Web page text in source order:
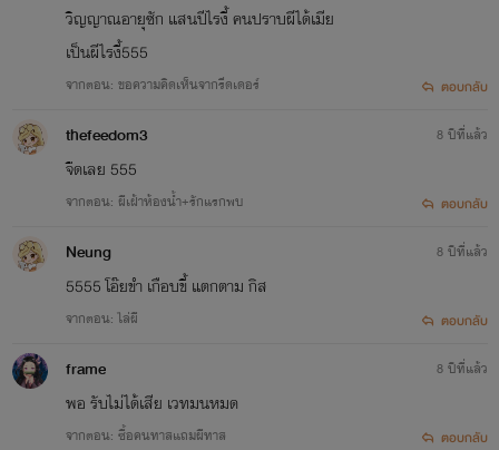
วิญญาณอายุซัก แสนปีไรงี้ คนปราบผีได้เมีย
เป็นผีไรงี้555
จากตอน: ขอความคิดเห็นจากรีดเดอร์ ตอบกลับ
thefeedom3
จืดเลย 555
จากตอน: ผีเฝ้าห้องน้ำ+รักแรกพบ
8 ปีที่แล้ว
ตอบกลับ
Neung
5555 โอ๊ยขำ เกือบขี้ แตกตาม กิส
จากตอน: ไล่ผี
8 ปีที่แล้ว
ตอบกลับ
frame
พอ รับไม่ได้เสีย เวทมนหมด
จากตอน: ซื้อคนทาสแถมผีทาส
8 ปีที่แล้ว
ตอบกลับ